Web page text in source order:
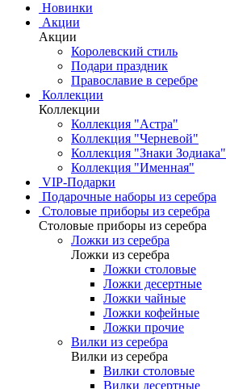
Новинки
Акции
Акции
Королевский стиль
Подари праздник
Православие в серебре
Коллекции
Коллекции
Коллекция "Астра"
Коллекция "Черневой"
Коллекция "Знаки Зодиака"
Коллекция "Именная"
VIP-Подарки
Подарочные наборы из серебра
Столовые приборы из серебра
Столовые приборы из серебра
Ложки из серебра
Ложки из серебра
Ложки столовые
Ложки десертные
Ложки чайные
Ложки кофейные
Ложки прочие
Вилки из серебра
Вилки из серебра
Вилки столовые
Вилки десертные